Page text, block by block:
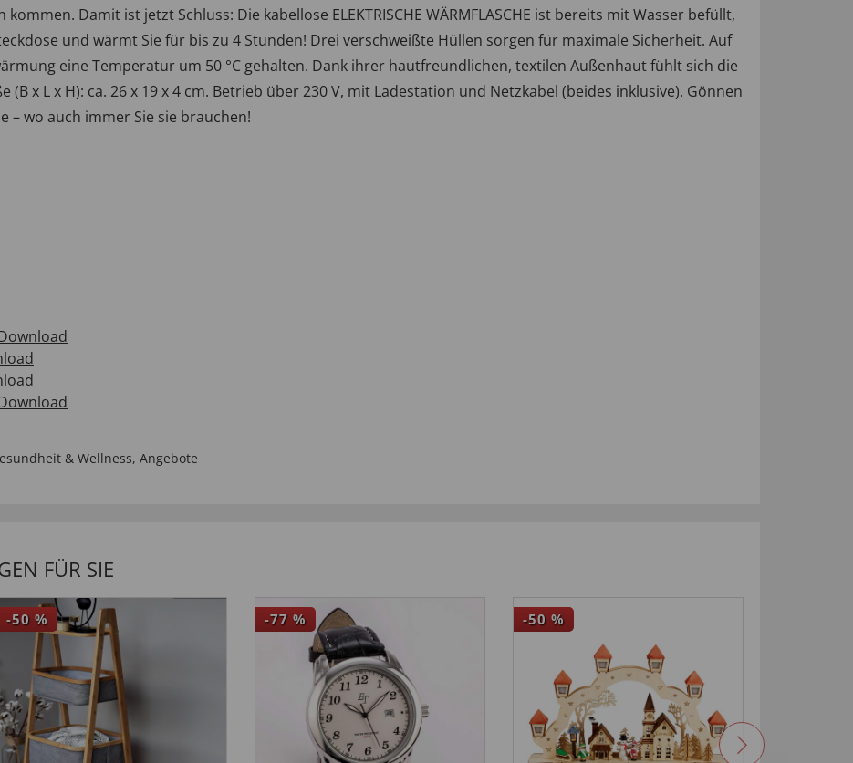
Damit ist jetzt Schluss: Die kabellose ELEKTRISCHE WÄRMFLASCHE ist bereits mit Wasser befüllt,
und wärmt Sie für bis zu 4 Stunden! Drei verschweißte Hüllen sorgen für maximale Sicherheit. Auf
eine Temperatur um 50 °C gehalten. Dank ihrer hautfreundlichen, textilen Außenhaut fühlt sich die
(B x L x H): ca. 26 x 19 x 4 cm. Betrieb über 230 V, mit Ladestation und Netzkabel (beides inklusive). Gönnen
– wo auch immer Sie sie brauchen!
& Wellness, Angebote
FÜR SIE
-50 % -77 % -50 %